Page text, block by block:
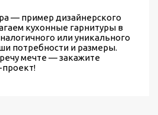
— пример дизайнерского
кухонные гарнитуры в
или уникального
потребности и размеры.
мечте — закажите